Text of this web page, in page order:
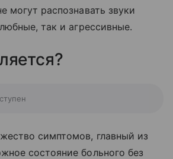
могут распознавать звуки
так и агрессивные.
симптомов, главный из
состояние больного без